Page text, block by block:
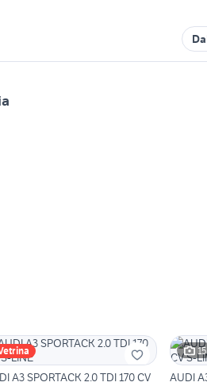
A3 SPORTACK 2.0 TDI 170 CV
15
AUDI